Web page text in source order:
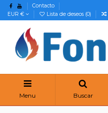
Contacto
EUR €
Lista de deseos (0)
Menu Buscar